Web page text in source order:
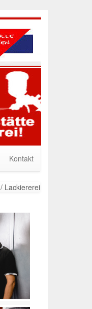
Kontakt
/ Lackiererei